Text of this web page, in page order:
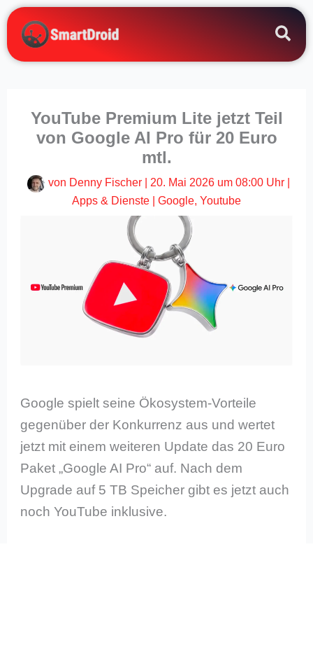
Zum
Inhalt
springen
YouTube Premium Lite jetzt Teil
von Google AI Pro für 20 Euro
mtl.
von Denny Fischer 20. Mai 2026 um 08:00 Uhr|
Apps & Dienste
Google, Youtube
Google spielt seine Ökosystem-Vorteile
gegenüber der Konkurrenz aus und wertet
jetzt mit einem weiteren Update das 20 Euro
Paket „Google AI Pro“ auf. Nach dem
Upgrade auf 5 TB Speicher gibt es jetzt auch
noch YouTube inklusive.